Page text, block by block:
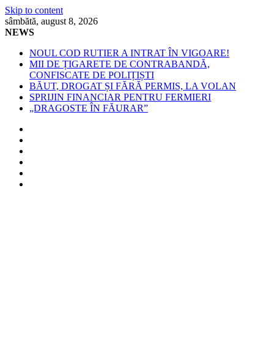
Skip to content
sâmbătă, august 8, 2026
NEWS
NOUL COD RUTIER A INTRAT ÎN VIGOARE!
MII DE ȚIGARETE DE CONTRABANDĂ,
CONFISCATE DE POLIȚIȘTI
BĂUT, DROGAT ȘI FĂRĂ PERMIS, LA VOLAN
SPRIJIN FINANCIAR PENTRU FERMIERI
„DRAGOSTE ÎN FĂURAR”